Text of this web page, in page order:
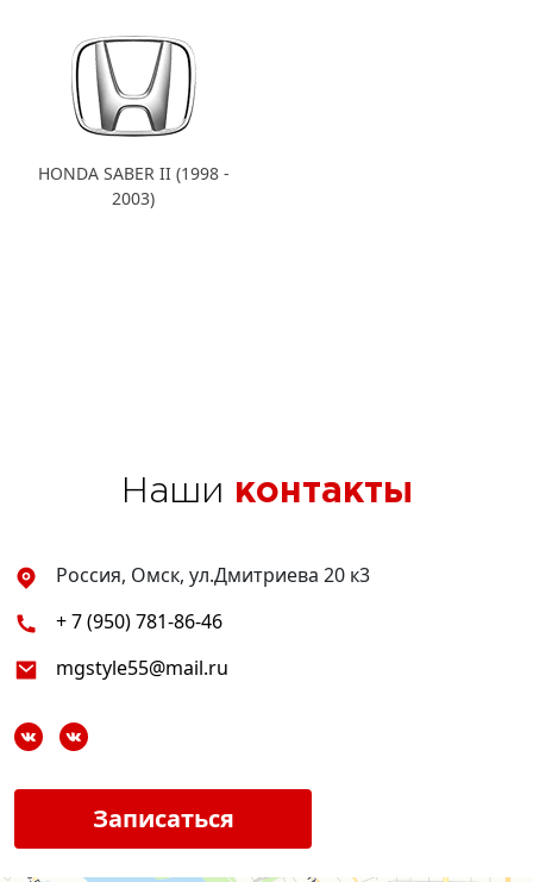
HONDA SABER II (1998 -
2003)
Наши контакты
Россия, Омск, ул.Дмитриева 20 к3
+ 7 (950) 781-86-46
mgstyle55@mail.ru
Записаться